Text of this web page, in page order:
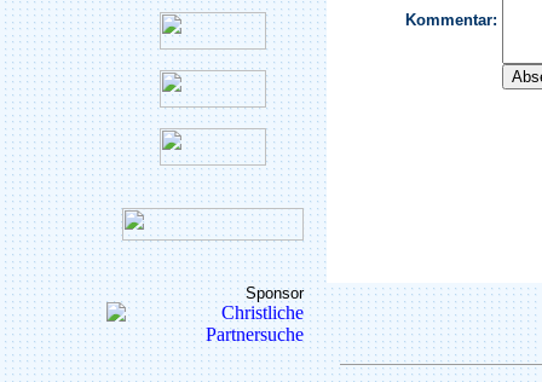
Sponsor